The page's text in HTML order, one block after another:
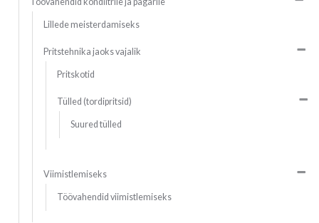
Lillede meisterdamiseks
Pritstehnika jaoks vajalik
Pritskotid
Tülled (tordipritsid)
Suured tülled
Viimistlemiseks
Töövahendid viimistlemiseks